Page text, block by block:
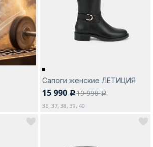
Сапоги женские ЛЕТИЦИЯ
15 990 c19 990a
36, 37, 38, 39, 40